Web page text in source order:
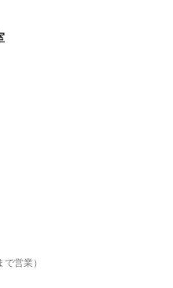
営業）